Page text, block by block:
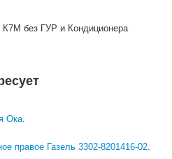
без ГУР и Кондиционера
Ока.
правое Газель 3302-8201416-02.